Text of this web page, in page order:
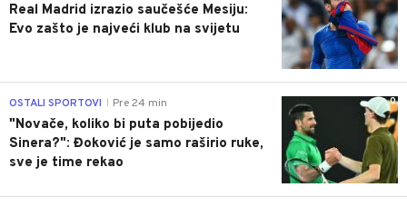
Real Madrid izrazio saučešće Mesiju:
Evo zašto je najveći klub na svijetu
0
OSTALI SPORTOVI Pre 24 min
"Novače, koliko bi puta pobijedio
Sinera?": Đoković je samo raširio ruke,
sve je time rekao